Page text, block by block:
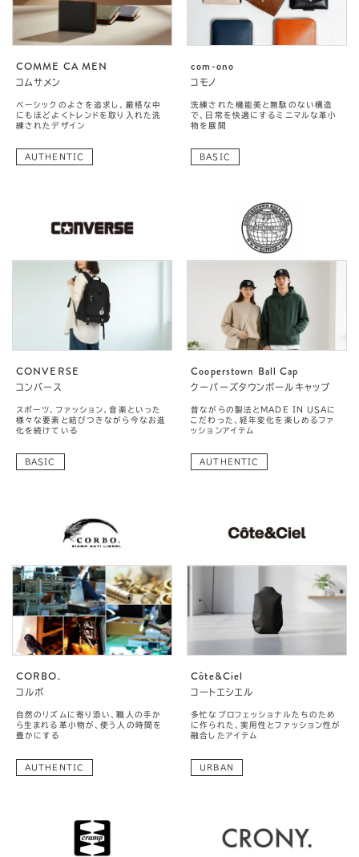
COMME CA MEN
コムサメン
ベーシックのよさを追求し、厳格な中
にもほどよくトレンドを取り入れた洗
練されたデザイン
AUTHENTIC
com-ono
コモノ
洗練された機能美と無駄のない構造
で、日常を快適にするミニマルな革小
物を展開
BASIC
CONVERSE
コンバース
スポーツ、ファッション、音楽といった
様々な要素と結びつきながら今なお進
化を続けている
BASIC
Cooperstown Ball Cap
クーパーズタウンボールキャップ
昔ながらの製法とMADE IN USAに
こだわった、経年変化を楽しめるファ
ッションアイテム
AUTHENTIC
CORBO.
コルボ
自然のリズムに寄り添い、職人の手か
ら生まれる革小物が、使う人の時間を
豊かにする
AUTHENTIC
Côte&Ciel
コートエシエル
多忙なプロフェッショナルたちのため
に作られた、実用性とファッション性が
融合したアイテム
URBAN